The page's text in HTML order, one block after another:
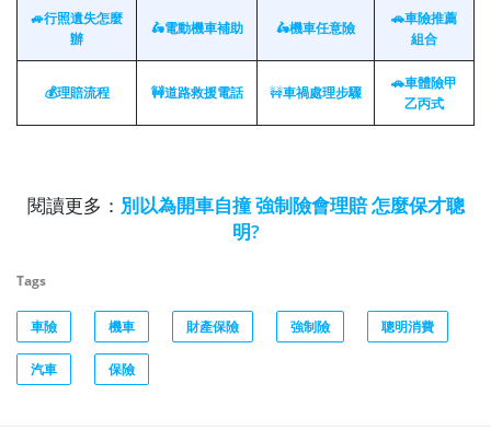
🚙行照遺失怎麼
辦
🛵電動機車補助 🛵機車任意險
🚗車險推薦
組合
💰理賠流程 🚧道路救援電話 🚧車禍處理步驟
🚗車體險甲
乙丙式
閱讀更多： 別以為開車自撞 強制險會理賠 怎麼保才聰
明?
Tags
車險 機車 財產保險 強制險 聰明消費
汽車 保險